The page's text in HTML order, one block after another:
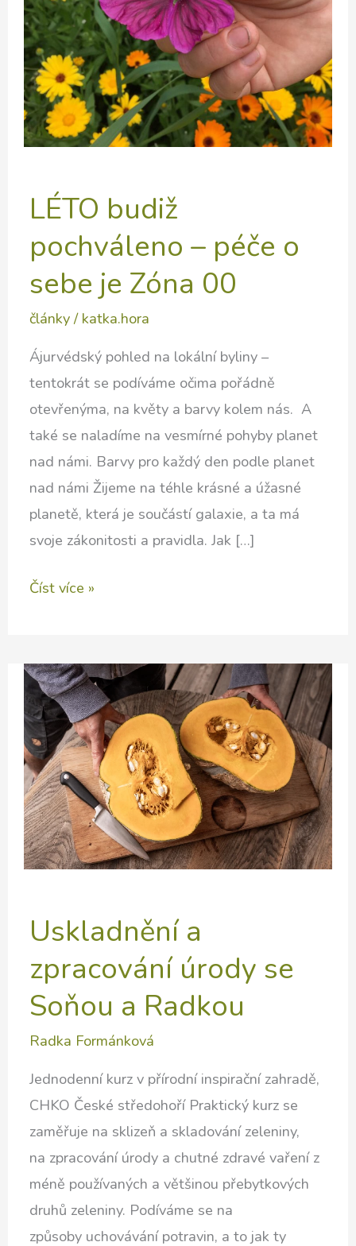
LÉTO budiž
pochváleno – péče o
sebe je Zóna 00
články/ katka.hora
Ájurvédský pohled na lokální byliny –
tentokrát se podíváme očima pořádně
otevřenýma, na květy a barvy kolem nás. A
také se naladíme na vesmírné pohyby planet
nad námi. Barvy pro každý den podle planet
nad námi Žijeme na téhle krásné a úžasné
planetě, která je součástí galaxie, a ta má
svoje zákonitosti a pravidla. Jak […]
LÉTO
–
péče
o
sebe
je
Zóna
00
Číst více »
Uskladnění a
zpracování úrody se
Soňou a Radkou
Radka Formánková
Jednodenní kurz v přírodní inspirační zahradě,
CHKO České středohoří Praktický kurz se
zaměřuje na sklizeň a skladování zeleniny,
na zpracování úrody a chutné zdravé vaření z
méně používaných a většinou přebytkových
druhů zeleniny. Podíváme se na
způsoby uchovávání potravin, a to jak ty